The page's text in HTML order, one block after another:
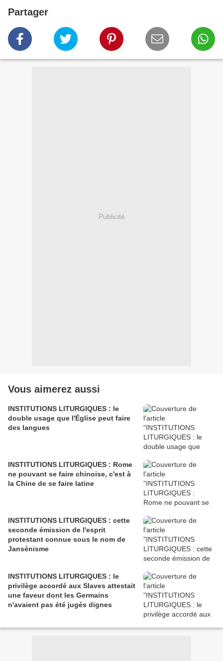
Partager
Publicité
Vous aimerez aussi
INSTITUTIONS LITURGIQUES : le
double usage que l'Église peut faire
des langues
INSTITUTIONS LITURGIQUES : Rome
ne pouvant se faire chinoise, c'est à
la Chine de se faire latine
INSTITUTIONS LITURGIQUES : cette
seconde émission de l'esprit
protestant connue sous le nom de
Jansénisme
INSTITUTIONS LITURGIQUES : le
privilège accordé aux Slaves attestait
une faveur dont les Germains
n'avaient pas été jugés dignes